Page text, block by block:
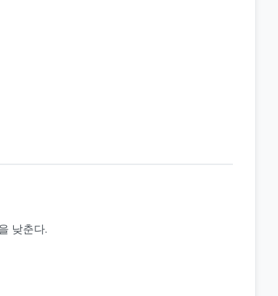
낮춘다.